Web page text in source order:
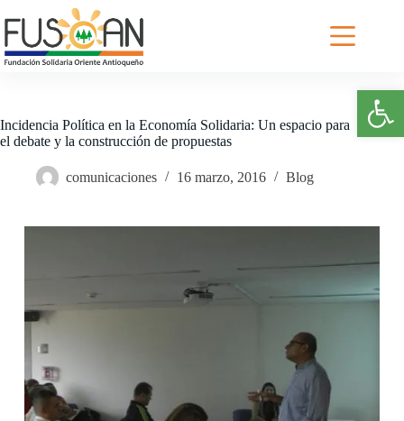
Abrir barra de herramientas
al
contenido
Incidencia Política en la Economía Solidaria: Un espacio para
el debate y la construcción de propuestas
comunicaciones 16 marzo, 2016 Blog